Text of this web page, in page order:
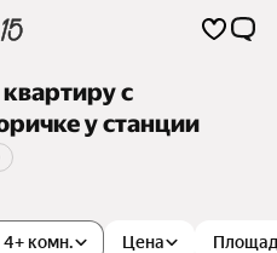
с
у станции
4+ комн. Цена